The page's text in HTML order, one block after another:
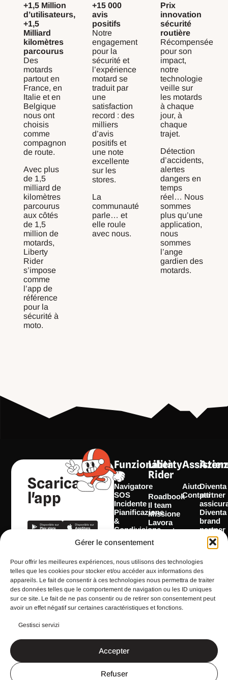
Gérer le consentement
Pour offrir les meilleures expériences, nous utilisons des technologies
telles que les cookies pour stocker et/ou accéder aux informations des
appareils. Le fait de consentir à ces technologies nous permettra de traiter
des données telles que le comportement de navigation ou les ID uniques
sur ce site. Le fait de ne pas consentir ou de retirer son consentement peut
avoir un effet négatif sur certaines caractéristiques et fonctions.
Gestisci servizi
Accepter
Refuser
+1,5 Million
d’utilisateurs,
+1,5
Milliard
kilomètres
parcourus
Des
motards
partout en
France, en
Italie et en
Belgique
nous ont
choisis
comme
compagnon
de route.
Avec plus
de 1,5
milliard de
kilomètres
parcourus
aux côtés
de 1,5
million de
motards,
Liberty
Rider
s’impose
comme
l’app de
référence
pour la
sécurité à
moto.
+15 000
avis
positifs
Notre
engagement
pour la
sécurité et
l’expérience
motard se
traduit par
une
satisfaction
record : des
milliers
d’avis
positifs et
une note
excellente
sur les
stores.
La
communauté
parle… et
elle roule
avec nous.
Prix
innovation
sécurité
routière
Récompensée
pour son
impact,
notre
technologie
veille sur
les motards
à chaque
jour, à
chaque
trajet.
Détection
d’accidents,
alertes
dangers en
temps
réel… Nous
sommes
plus qu’une
application,
nous
sommes
l’ange
gardien des
motards.
Scarica
l'app
i
k
t
o
n
s
t
a
r
a
i
n
k
e
n
o
u
t
u
a
c
e
b
k
Funzionalità
Navigatore
SOS
Incidente
Pianificazione
&
Condivisione
itinerario
Avvisi
Monitoraggio
Garage
Tutte le
funzionalità
Liberty
Rider
Roadbook
Il team
Missione
Lavora
con noi
Press
partner
Brand
partner
Aiuto
Contatti
Diventa
partner
Diventa
brand
partner
Scopri
SDK
CGU
Note legali